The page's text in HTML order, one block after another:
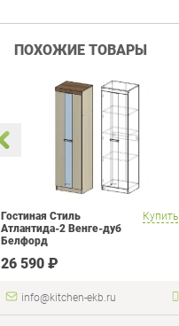
ПОХОЖИЕ ТОВАРЫ
Купить
Гостиная Стиль
Атлантида-2 Венге-дуб
Белфорд
26 590 ₽
info@kitchen-ekb.ru